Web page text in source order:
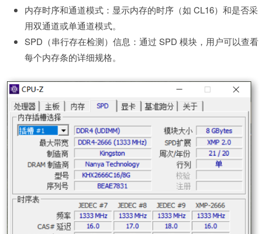
内存时序和通道模式：显示内存的时序（如 CL16）和是否采
用双通道或单通道模式。
SPD（串行存在检测）信息：通过 SPD 模块，用户可以查看
每个内存条的详细规格。